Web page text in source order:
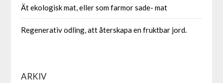
Ät ekologisk mat, eller som farmor sade- mat
Regenerativ odling, att återskapa en fruktbar jord.
ARKIV